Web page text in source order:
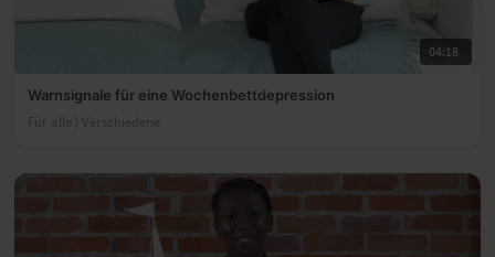
04:18
Warnsignale für eine Wochenbettdepression
Für alle | Verschiedene